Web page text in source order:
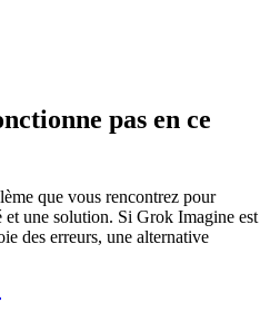
pas en ce
que vous rencontrez pour
une solution. Si Grok Imagine est
des erreurs, une alternative